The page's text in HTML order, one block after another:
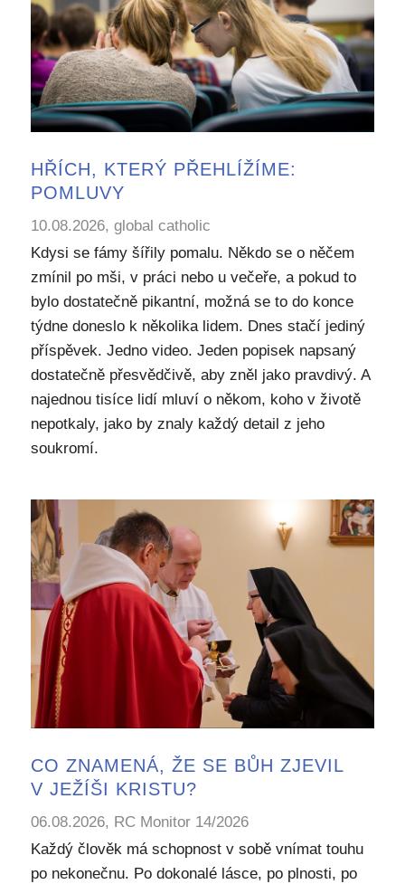
HŘÍCH, KTERÝ PŘEHLÍŽÍME:
POMLUVY
10.08.2026, global catholic
Kdysi se fámy šířily pomalu. Někdo se o něčem
zmínil po mši, v práci nebo u večeře, a pokud to
bylo dostatečně pikantní, možná se to do konce
týdne doneslo k několika lidem. Dnes stačí jediný
příspěvek. Jedno video. Jeden popisek napsaný
dostatečně přesvědčivě, aby zněl jako pravdivý. A
najednou tisíce lidí mluví o někom, koho v životě
nepotkaly, jako by znaly každý detail z jeho
soukromí.
CO ZNAMENÁ, ŽE SE BŮH ZJEVIL
V JEŽÍŠI KRISTU?
06.08.2026, RC Monitor 14/2026
Každý člověk má schopnost v sobě vnímat touhu
po nekonečnu. Po dokonalé lásce, po plnosti, po